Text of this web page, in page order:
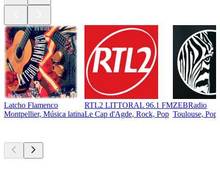
Latcho Flamenco
Montpellier, Música latina
RTL2 LITTORAL 96.1 FM
Le Cap d'Agde, Rock, Pop
ZEBRadio
Toulouse,